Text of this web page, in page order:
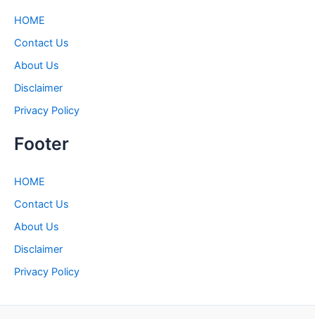
HOME
Contact Us
About Us
Disclaimer
Privacy Policy
Footer
HOME
Contact Us
About Us
Disclaimer
Privacy Policy